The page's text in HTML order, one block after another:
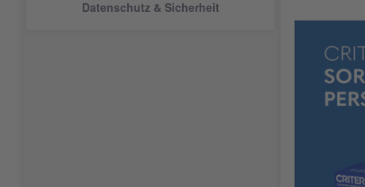
Datenschutz & Sicherheit